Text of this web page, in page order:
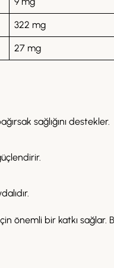
322 mg
27 mg
sağlığını destekler.
önemli bir katkı sağlar.